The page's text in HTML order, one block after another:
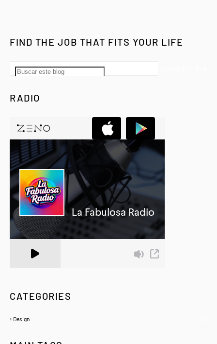
FIND THE JOB THAT FITS YOUR LIFE
RADIO
CATEGORIES
Design